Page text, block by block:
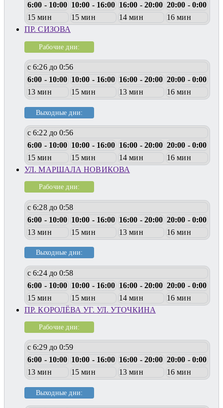
6:00 - 10:00 10:00 - 16:00 16:00 - 20:00 20:00 - 0:00
15 мин
15 мин 14 мин
16 мин
ПР. СИЗОВА
Рабочие дни:
с 6:26 до 0:56
6:00 - 10:00 10:00 - 16:00 16:00 - 20:00 20:00 - 0:00
13 мин
15 мин 13 мин 16 мин
Выходные дни:
с 6:22 до 0:56
6:00 - 10:00 10:00 - 16:00 16:00 - 20:00 20:00 - 0:00
15 мин
15 мин 14 мин
16 мин
УЛ. МАРШАЛА НОВИКОВА
Рабочие дни:
с 6:28 до 0:58
6:00 - 10:00 10:00 - 16:00 16:00 - 20:00 20:00 - 0:00
13 мин
15 мин 13 мин 16 мин
Выходные дни:
с 6:24 до 0:58
6:00 - 10:00 10:00 - 16:00 16:00 - 20:00 20:00 - 0:00
15 мин
15 мин 14 мин
16 мин
ПР. КОРОЛЁВА УГ. УЛ. УТОЧКИНА
Рабочие дни:
с 6:29 до 0:59
6:00 - 10:00 10:00 - 16:00 16:00 - 20:00 20:00 - 0:00
13 мин
15 мин 13 мин 16 мин
Выходные дни: